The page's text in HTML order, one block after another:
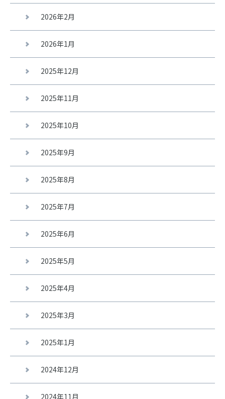
2026年2月
2026年1月
2025年12月
2025年11月
2025年10月
2025年9月
2025年8月
2025年7月
2025年6月
2025年5月
2025年4月
2025年3月
2025年1月
2024年12月
2024年11月